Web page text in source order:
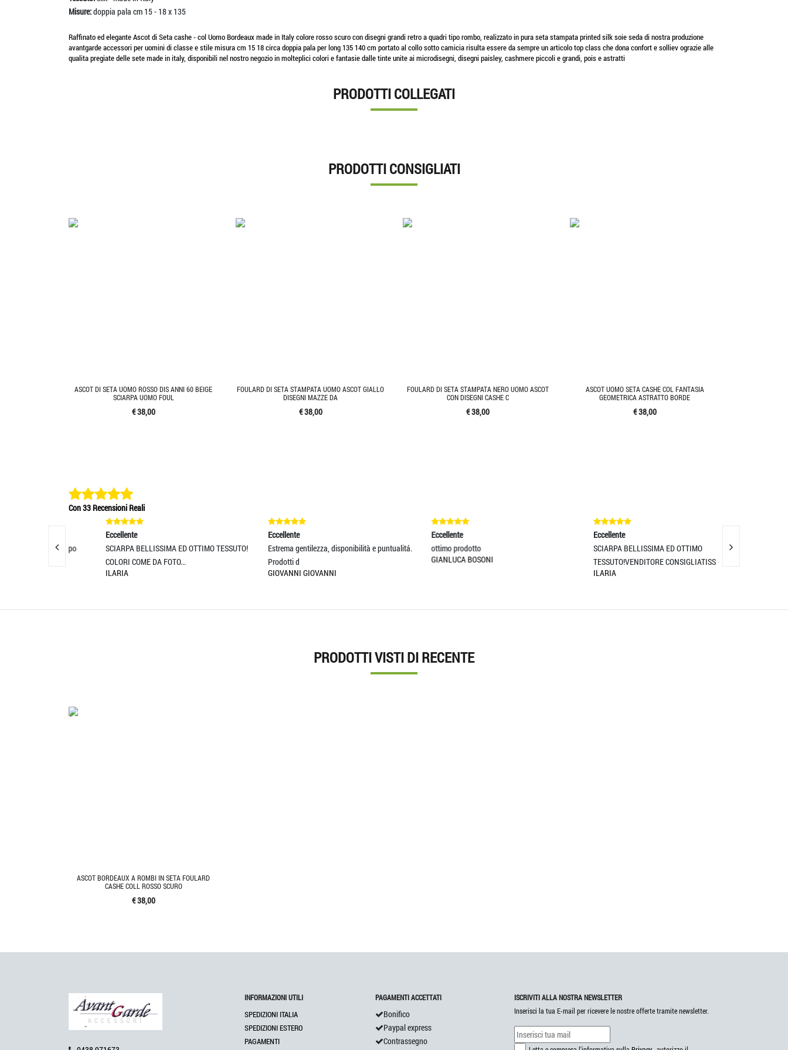
Misure:doppia pala cm 15 - 18 x 135
Raffinato ed elegante Ascot di Seta cashe - col Uomo Bordeaux made in Italy colore rosso scuro con disegni grandi retro a quadri tipo rombo, realizzato in pura seta stampata printed silk soie seda di nostra produzione
avantgarde accessori per uomini di classe e stile misura cm 15 18 circa doppia pala per long 135 140 cm portato al collo sotto camicia risulta essere da sempre un articolo top class che dona confort e solliev ograzie alle
qualita pregiate delle sete made in italy, disponibili nel nostro negozio in molteplici colori e fantasie dalle tinte unite ai microdisegni, disegni paisley, cashmere piccoli e grandi, pois e astratti
PRODOTTI COLLEGATI
PRODOTTI CONSIGLIATI
ASCOT DI SETA UOMO ROSSO DIS ANNI 60 BEIGE
SCIARPA UOMO FOUL
€ 38,00
FOULARD DI SETA STAMPATA UOMO ASCOT GIALLO
DISEGNI MAZZE DA
€ 38,00
FOULARD DI SETA STAMPATA NERO UOMO ASCOT
CON DISEGNI CASHE C
€ 38,00
ASCOT UOMO SETA CASHE COL FANTASIA
GEOMETRICA ASTRATTO BORDE
€ 38,00
Con 33 Recensioni Reali
Eccellente
SCIARPA BELLISSIMA ED OTTIMO TESSUTO!
COLORI COME DA FOTO...
Eccellente
Estrema gentilezza, disponibilità e puntualitá.
Prodotti d
GIOVANNI GIOVANNI
Eccellente
ottimo prodotto
GIANLUCA BOSONI
Eccellente
SCIARPA BELLISSIMA ED OTTIMO
TESSUTO!VENDITORE CONSIGLIATISS
Tutto
PRODOTTI VISTI DI RECENTE
'.'
ASCOT BORDEAUX A ROMBI IN SETA FOULARD
CASHE COLL ROSSO SCURO
€ 38,00
INFORMAZIONI UTILI
SPEDIZIONI ITALIA
SPEDIZIONI ESTERO
PAGAMENTI
PAGAMENTI ACCETTATI
Bonifico
Paypal express
Contrassegno
ISCRIVITI ALLA NOSTRA NEWSLETTER
Inserisci la tua E-mail per ricevere le nostre offerte tramite newsletter.